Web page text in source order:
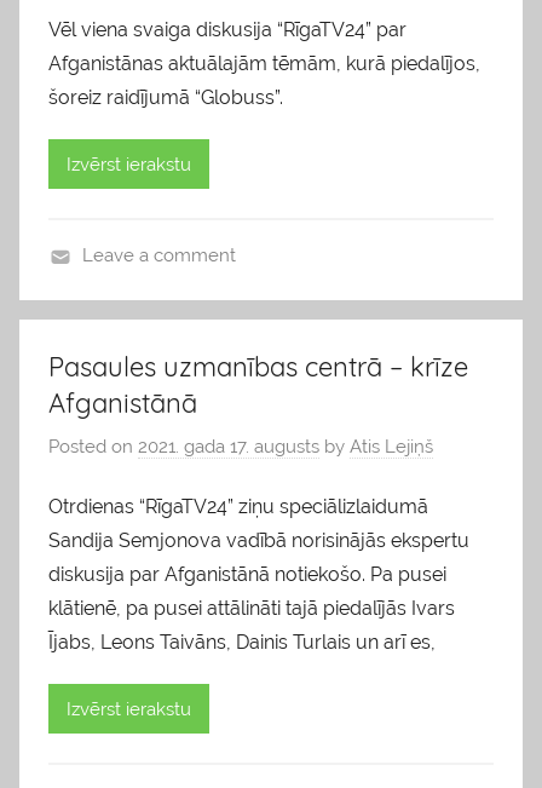
Vēl viena svaiga diskusija “RīgaTV24” par
Afganistānas aktuālajām tēmām, kurā piedalījos,
šoreiz raidījumā “Globuss”.
Izvērst ierakstu
l
g
s
Leave a comment
Pasaules uzmanības centrā – krīze
Afganistānā
Posted on 2021. gada 17. augusts by Atis Lejiņš
Otrdienas “RīgaTV24” ziņu speciālizlaidumā
Sandija Semjonova vadībā norisinājās ekspertu
diskusija par Afganistānā notiekošo. Pa pusei
klātienē, pa pusei attālināti tajā piedalījās Ivars
Ījabs, Leons Taivāns, Dainis Turlais un arī es,
Izvērst ierakstu